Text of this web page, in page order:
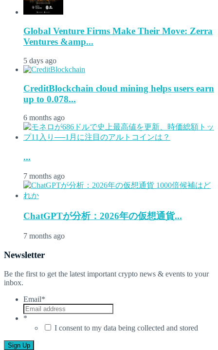
Global Venture Firms Make Their Move: Zerra
Ventures &amp...
5 days ago
CreditBlockchain cloud mining helps users earn
up to 0.078...
6 months ago
...
7 months ago
ChatGPTが分析：2026年の仮想通貨...
7 months ago
Newsletter
Be the first to get the latest important crypto news & events to your
inbox.
Email*
*
I consent to my data being collected and stored